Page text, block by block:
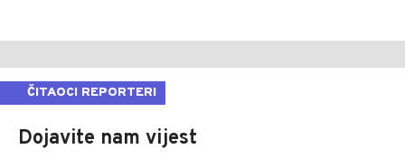
ČITAOCI REPORTERI
Dojavite nam vijest